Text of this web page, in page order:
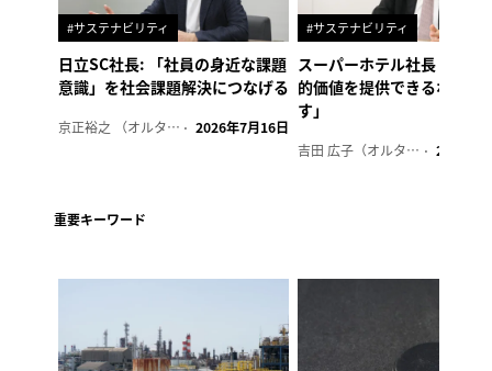
#サステナビリティ
日立SC社長: 「社員の身近な課題
意識」を社会課題解決につなげる
京正裕之 （オルタナ副編集長） 2026年7月16日
#サステナビリティ
スーパーホテル社長「地域
的価値を提供できるホテル
す」
吉田 広子（オルタナ輪番編集長） 2026年6
重要キーワード